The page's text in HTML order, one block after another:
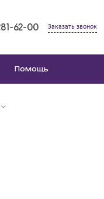
62-00 Заказать звонок
Помощь